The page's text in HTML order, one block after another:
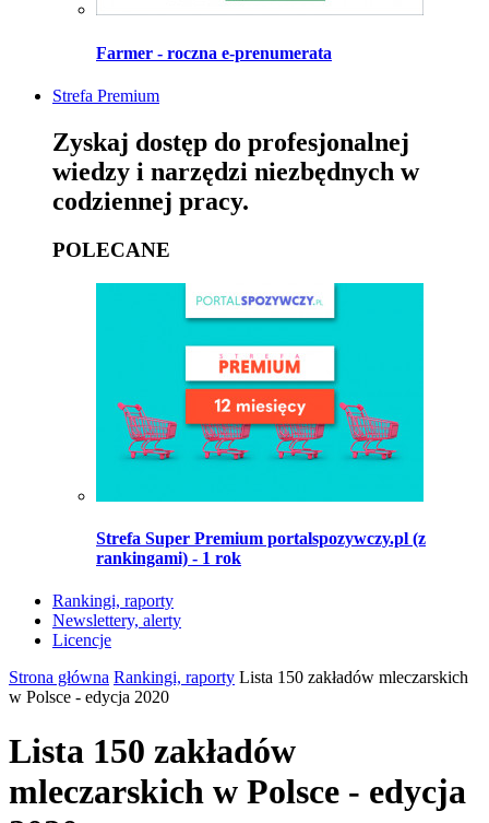
Farmer - roczna e-prenumerata
Strefa Premium
Zyskaj dostęp do profesjonalnej
wiedzy i narzędzi niezbędnych w
codziennej pracy.
POLECANE
Strefa Super Premium portalspozywczy.pl (z
rankingami) - 1 rok
Rankingi, raporty
Newslettery, alerty
Licencje
Strona główna Rankingi, raporty Lista 150 zakładów mleczarskich
w Polsce - edycja 2020
Lista 150 zakładów
mleczarskich w Polsce - edycja